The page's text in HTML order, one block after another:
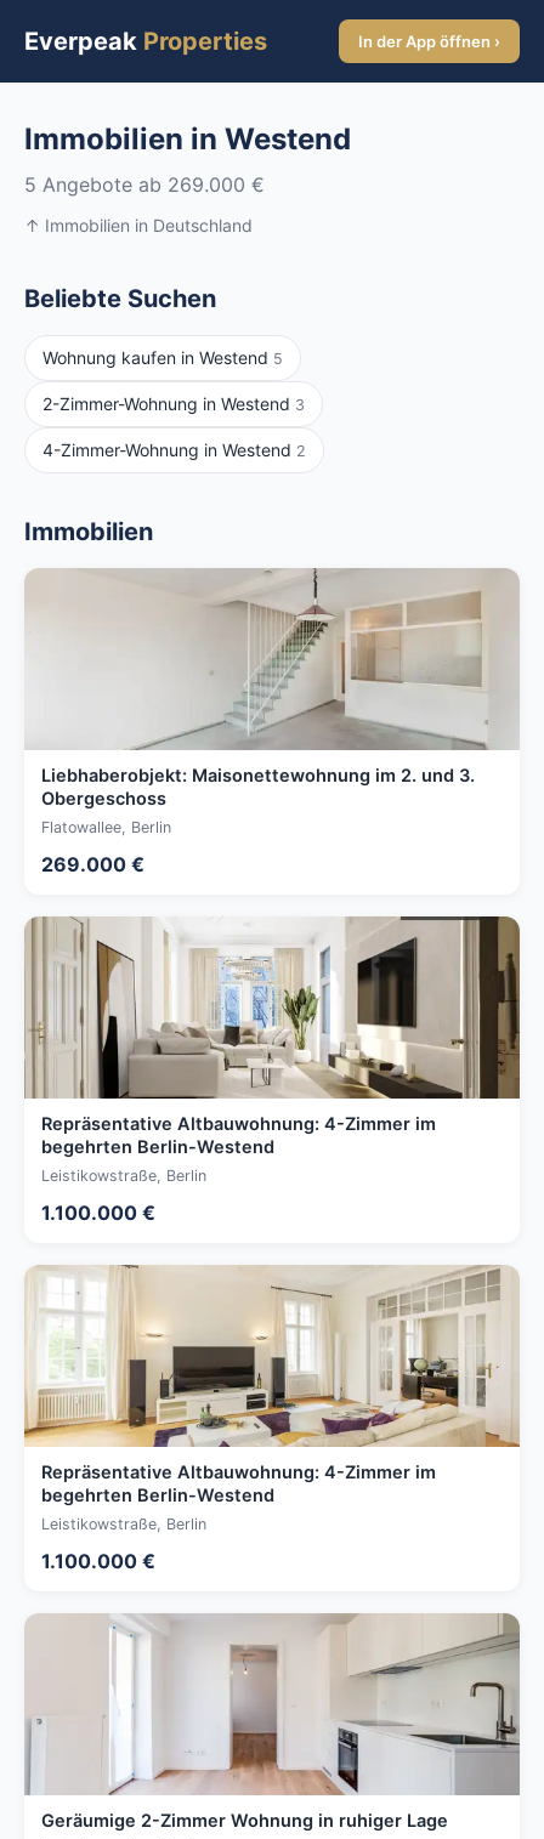
Everpeak Properties In der App öffnen ›
Immobilien in Westend
5 Angebote ab 269.000 €
↑ Immobilien in Deutschland
Beliebte Suchen
Wohnung kaufen in Westend 5
2-Zimmer-Wohnung in Westend 3
4-Zimmer-Wohnung in Westend 2
Immobilien
Liebhaberobjekt: Maisonettewohnung im 2. und 3.
Obergeschoss
Flatowallee, Berlin
269.000 €
Repräsentative Altbauwohnung: 4-Zimmer im
begehrten Berlin-Westend
Leistikowstraße, Berlin
1.100.000 €
Repräsentative Altbauwohnung: 4-Zimmer im
begehrten Berlin-Westend
Leistikowstraße, Berlin
1.100.000 €
Geräumige 2-Zimmer Wohnung in ruhiger Lage